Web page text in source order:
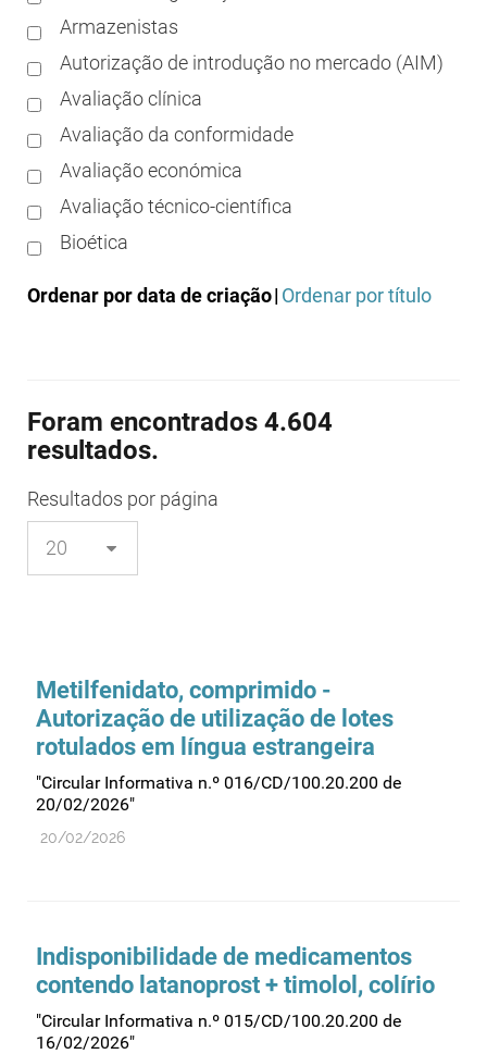
Armazenistas
Autorização de introdução no mercado (AIM)
Avaliação clínica
Avaliação da conformidade
Avaliação económica
Avaliação técnico-científica
Bioética
Boas práticas de distribuição
Boas práticas de investigação
Boas práticas de laboratório
Boas práticas regulamentares
Certificação
Controlo de qualidade
Cosméticos
Dispensa
Dispositivos médicos
Estrutura e organização
Exercício farmacêutico
Exportação
Ordenar por data de criação| Ordenar por título
Foram encontrados 4.604
resultados.
Resultados por página
Metilfenidato, comprimido -
Autorização de utilização de lotes
rotulados em língua estrangeira
"Circular Informativa n.º 016/CD/100.20.200 de
20/02/2026"
20/02/2026
Indisponibilidade de medicamentos
contendo latanoprost + timolol, colírio
"Circular Informativa n.º 015/CD/100.20.200 de
16/02/2026"